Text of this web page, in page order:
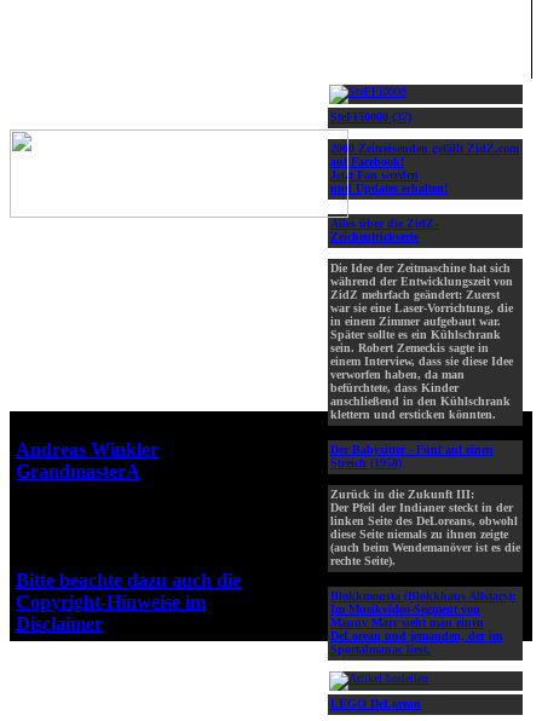
SteFFi0008 (37)
2000 Zeitreisenden gefällt ZidZ.com
auf Facebook!
Jetzt Fan werden
und Updates erhalten!
Alles über die ZidZ-
Zeichentrickserie
Die Idee der Zeitmaschine hat sich
während der Entwicklungszeit von
ZidZ mehrfach geändert: Zuerst
war sie eine Laser-Vorrichtung, die
in einem Zimmer aufgebaut war.
Später sollte es ein Kühlschrank
sein. Robert Zemeckis sagte in
einem Interview, dass sie diese Idee
verworfen haben, da man
befürchtete, dass Kinder
anschließend in den Kühlschrank
klettern und ersticken könnten.
Der Babysitter - Fünf auf einen
Streich (1958)
Zurück in die Zukunft III:
Der Pfeil der Indianer steckt in der
linken Seite des DeLoreans, obwohl
diese Seite niemals zu ihnen zeigte
(auch beim Wendemanöver ist es die
rechte Seite).
Blokkmonsta (Blokkhaus Allstars):
Im Musikvideo-Segment von
Manny Marc sieht man einen
DeLorean und jemanden, der im
Sportalmanac liest.
LEGO DeLorean
Andreas Winkler
GrandmasterA
Bitte beachte dazu auch die
Copyright-Hinweise im
Disclaimer